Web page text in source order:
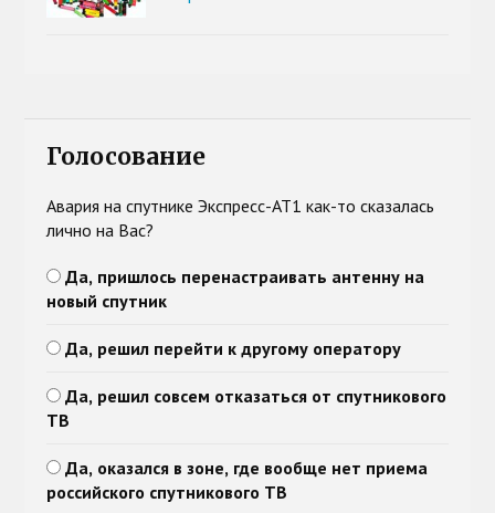
Голосование
Авария на спутнике Экспресс-АТ1 как-то сказалась
лично на Вас?
Да, пришлось перенастраивать антенну на
новый спутник
Да, решил перейти к другому оператору
Да, решил совсем отказаться от спутникового
ТВ
Да, оказался в зоне, где вообще нет приема
российского спутникового ТВ